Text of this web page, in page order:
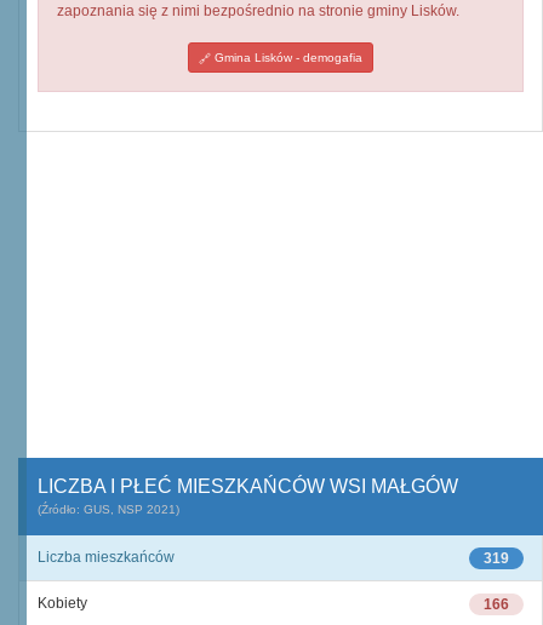
zapoznania się z nimi bezpośrednio na stronie gminy Lisków.
Gmina Lisków - demogafia
LICZBA I PŁEĆ MIESZKAŃCÓW WSI MAŁGÓW
(Źródło: GUS, NSP 2021)
319
Liczba mieszkańców
166
Kobiety